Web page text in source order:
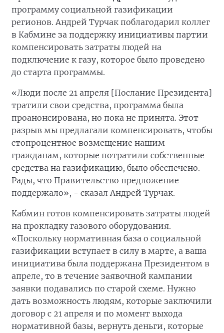
программу социальной газификации
регионов. Андрей Турчак поблагодарил коллег
в Кабмине за поддержку инициативы партии
компенсировать затраты людей на
подключение к газу, которое было проведено
до старта программы.
«Люди после 21 апреля [Послание Президента]
тратили свои средства, программа была
проанонсирована, но пока не принята. Этот
разрыв мы предлагали компенсировать, чтобы
стопроцентное возмещение нашим
гражданам, которые потратили собственные
средства на газификацию, было обеспечено.
Рады, что Правительство предложение
поддержало», - сказал Андрей Турчак.
Кабмин готов компенсировать затраты людей
на прокладку газового оборудования.
«Поскольку нормативная база о социальной
газификации вступает в силу в марте, а ваша
инициатива была поддержана Президентом в
апреле, то в течение заявочной кампании
заявки подавались по старой схеме. Нужно
дать возможность людям, которые заключили
договор с 21 апреля и по момент выхода
нормативной базы, вернуть деньги, которые